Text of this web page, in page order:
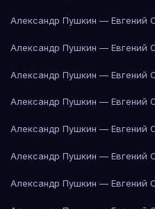
Александр Пушкин — Евгений
Александр Пушкин — Евгений
Александр Пушкин — Евгений
Александр Пушкин — Евгений
Александр Пушкин — Евгений
Александр Пушкин — Евгений
Александр Пушкин — Евгений